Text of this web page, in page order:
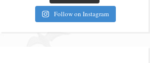
Follow on Instagram